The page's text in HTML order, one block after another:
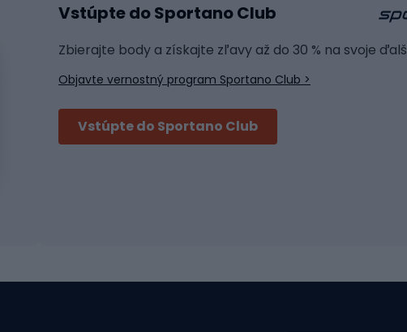
Raketové športy
Badminton
Stolný tenis
Tenis
Vstúpte do Sportano Club
Zbierajte body a získajte zľavy až do 30 % na svoje
Objavte vernostný program Sportano Club >
Vstúpte do Sportano Club